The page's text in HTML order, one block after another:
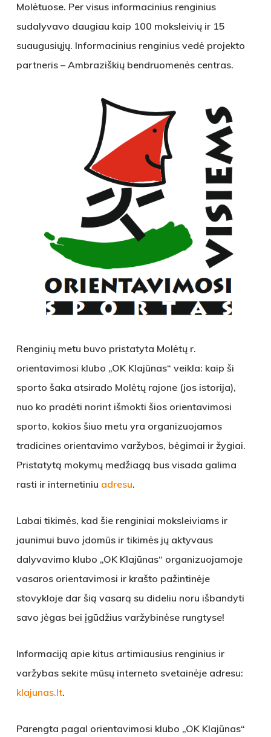
Molėtuose. Per visus informacinius renginius
sudalyvavo daugiau kaip 100 moksleivių ir 15
suaugusiųjų. Informacinius renginius vedė projekto
partneris – Ambraziškių bendruomenės centras.
Renginių metu buvo pristatyta Molėtų r.
orientavimosi klubo „OK Klajūnas“ veikla: kaip ši
sporto šaka atsirado Molėtų rajone (jos istorija),
nuo ko pradėti norint išmokti šios orientavimosi
sporto, kokios šiuo metu yra organizuojamos
tradicines orientavimo varžybos, bėgimai ir žygiai.
Pristatytą mokymų medžiagą bus visada galima
rasti ir internetiniu adresu.
Labai tikimės, kad šie renginiai moksleiviams ir
jaunimui buvo įdomūs ir tikimės jų aktyvaus
dalyvavimo klubo „OK Klajūnas“ organizuojamoje
vasaros orientavimosi ir krašto pažintinėje
stovykloje dar šią vasarą su dideliu noru išbandyti
savo jėgas bei įgūdžius varžybinėse rungtyse!
Informaciją apie kitus artimiausius renginius ir
varžybas sekite mūsų interneto svetainėje adresu:
klajunas.lt.
Parengta pagal orientavimosi klubo „OK Klajūnas“